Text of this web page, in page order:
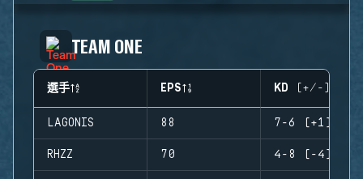
TEAM ONE
選手 EPS KD (+/-)
LAGONIS 88 7-6 (+1)
RHZZ 70 4-8 (-4)